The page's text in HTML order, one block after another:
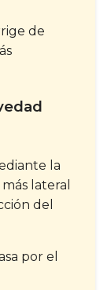
de
la
lateral
del
por el